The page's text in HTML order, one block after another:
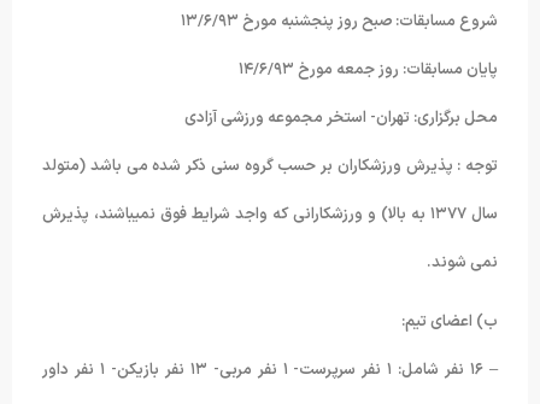
شروع مسابقات: صبح روز پنجشنبه مورخ ۱۳/۶/۹۳
پایان مسابقات: روز جمعه مورخ ۱۴/۶/۹۳
محل برگزاری: تهران- استخر مجموعه ورزشی آزادی
توجه : پذیرش ورزشکاران بر حسب گروه سنی ذکر شده می باشد (متولد
سال ۱۳۷۷ به بالا) و ورزشکارانی که واجد شرایط فوق نمیباشند، پذیرش
نمی شوند.
ب) اعضای تیم:
– ۱۶ نفر شامل: ۱ نفر سرپرست- ۱ نفر مربی- ۱۳ نفر بازیکن- ۱ نفر داور